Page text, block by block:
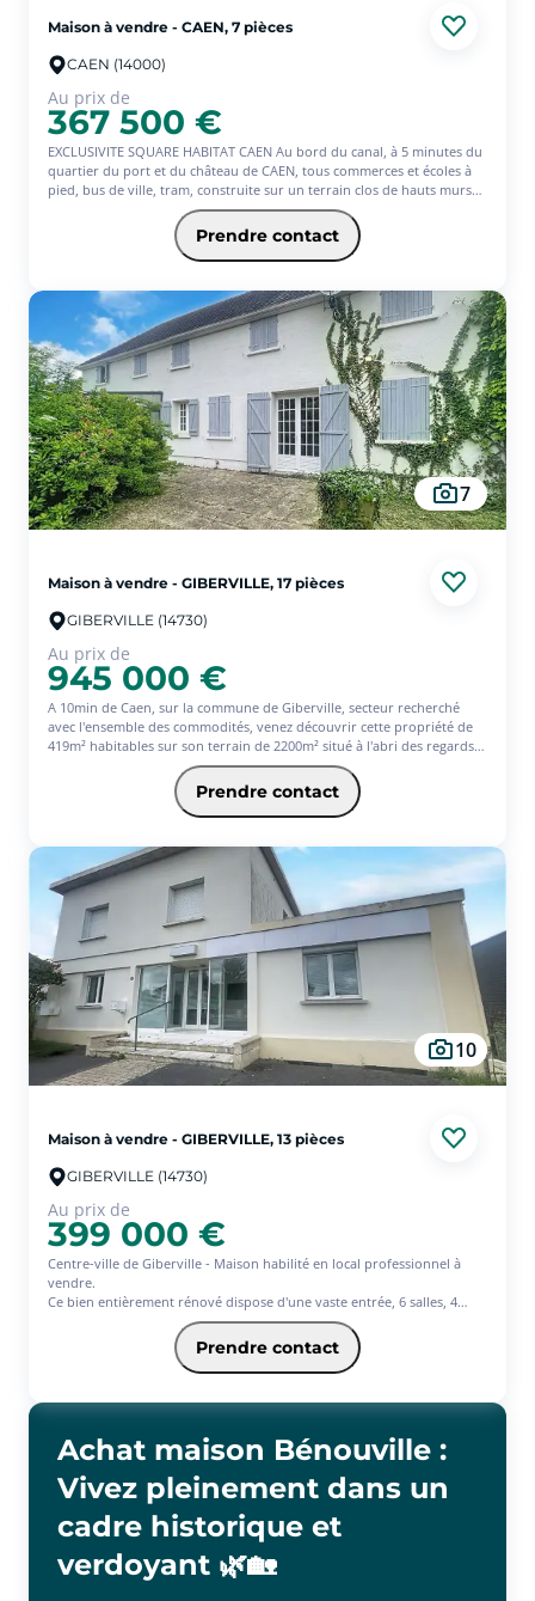
Maison à vendre - CAEN, 7 pièces
CAEN (14000)
Au prix de
367 500 €
EXCLUSIVITE SQUARE HABITAT CAEN Au bord du canal, à 5 minutes du
quartier du port et du château de CAEN, tous commerces et écoles à
pied, bus de ville, tram, construite sur un terrain clos de hauts murs
en pierre, une maison de construction traditionnelle de 1982 ,
récemment rénovée, 127 m² habitables, 7 pièces, cinq chambres dont
une en rez-de-chaussée aves une grande salle de bains, salle d'eau à
l'étage, un séjour salon avec cheminée insert donnant sur une
une grande buanderie, garage avec une pièce atelier et un grenier
aménageable au dessus du garage, chauffage électrique avec des
radiateurs récents, terrasse, préau pour véhicule, cabanon, Grande
entrée avec portail motorisé. Idéal pour allier vie personnelle et une
activité professionnelle ou artisanale à proximité de l'hyper centre de
CAEN.
Prendre contact
7
Maison à vendre - GIBERVILLE, 17 pièces
GIBERVILLE (14730)
Au prix de
945 000 €
A 10min de Caen, sur la commune de Giberville, secteur recherché
avec l'ensemble des commodités, venez découvrir cette propriété de
419m² habitables sur son terrain de 2200m² situé à l'abri des regards
en plein coeur de la commune.
Ce bien dispose de nombreuses pièces de réception et pas moins de
dix chambres. Une véranda parfaitement exposé, un studio
indépendant au sein de la maison et dépendances. Nombreuses
une activité professionnelle ou autre.
Prendre contact
10
Maison à vendre - GIBERVILLE, 13 pièces
GIBERVILLE (14730)
Au prix de
399 000 €
Centre-ville de Giberville - Maison habilité en local professionnel à
vendre.
Ce bien entièrement rénové dispose d'une vaste entrée, 6 salles, 4
bureaux, toilettes et rangements. Accès cave par escalier intérieur
ainsi que par l'extérieur. Possibilité d'acquérir un appartement de
78m² au dessus de cette maison. Nombreuses possibilités.
Prendre contact
Achat maison Bénouville :
Vivez pleinement dans un
cadre historique et
verdoyant 🌿🏡